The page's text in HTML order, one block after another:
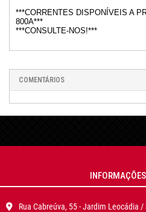
***CORRENTES DISPONÍVEIS A
800A***
***CONSULTE-NOS!***
COMENTÁRIOS
Rua Cabreúva, 55 - Jardim Leocádia /